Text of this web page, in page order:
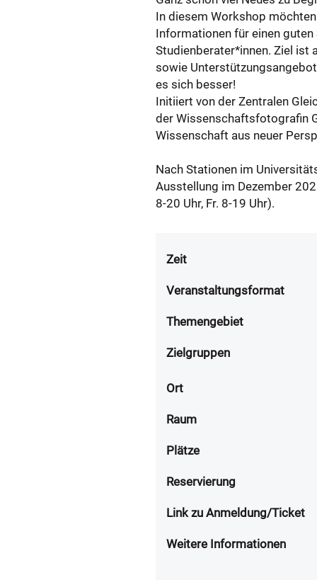
In diesem Workshop
Informationen für einen
Studienberater*innen. Ziel ist
sowie
es sich besser!
Initiiert von der Zentralen
der Wissenschaftsfotografin
Wissenschaft aus neuer
Nach Stationen im
Ausstellung im Dezember
8-20 Uhr, Fr. 8-19 Uhr).
Zeit
Veranstaltungsformat
Themengebiet
Zielgruppen
Ort
Raum
Plätze
Reservierung
Link zu Anmeldung/Ticket
Weitere Informationen